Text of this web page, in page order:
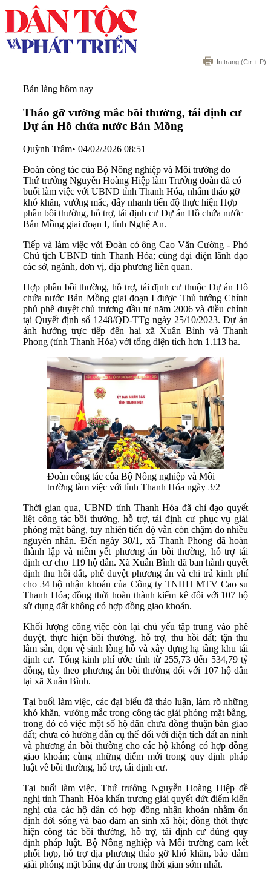
In trang (Ctr + P)
Bản làng hôm nay
Tháo gỡ vướng mắc bồi thường, tái định cư
Dự án Hồ chứa nước Bản Mồng
Quỳnh Trâm• 04/02/2026 08:51
Đoàn công tác của Bộ Nông nghiệp và Môi trường do
Thứ trưởng Nguyễn Hoàng Hiệp làm Trưởng đoàn đã có
buổi làm việc với UBND tỉnh Thanh Hóa, nhằm tháo gỡ
khó khăn, vướng mắc, đẩy nhanh tiến độ thực hiện Hợp
phần bồi thường, hỗ trợ, tái định cư Dự án Hồ chứa nước
Bản Mồng giai đoạn I, tỉnh Nghệ An.
Tiếp và làm việc với Đoàn có ông Cao Văn Cường - Phó
Chủ tịch UBND tỉnh Thanh Hóa; cùng đại diện lãnh đạo
các sở, ngành, đơn vị, địa phương liên quan.
Hợp phần bồi thường, hỗ trợ, tái định cư thuộc Dự án Hồ
chứa nước Bản Mồng giai đoạn I được Thủ tướng Chính
phủ phê duyệt chủ trương đầu tư năm 2006 và điều chỉnh
tại Quyết định số 1248/QĐ-TTg ngày 25/10/2023. Dự án
ảnh hưởng trực tiếp đến hai xã Xuân Bình và Thanh
Phong (tỉnh Thanh Hóa) với tổng diện tích hơn 1.113 ha.
Đoàn công tác của Bộ Nông nghiệp và Môi
trường làm việc với tỉnh Thanh Hóa ngày 3/2
Thời gian qua, UBND tỉnh Thanh Hóa đã chỉ đạo quyết
liệt công tác bồi thường, hỗ trợ, tái định cư phục vụ giải
phóng mặt bằng, tuy nhiên tiến độ vẫn còn chậm do nhiều
nguyên nhân. Đến ngày 30/1, xã Thanh Phong đã hoàn
thành lập và niêm yết phương án bồi thường, hỗ trợ tái
định cư cho 119 hộ dân. Xã Xuân Bình đã ban hành quyết
định thu hồi đất, phê duyệt phương án và chi trả kinh phí
cho 34 hộ nhận khoán của Công ty TNHH MTV Cao su
Thanh Hóa; đồng thời hoàn thành kiểm kê đối với 107 hộ
sử dụng đất không có hợp đồng giao khoán.
Khối lượng công việc còn lại chủ yếu tập trung vào phê
duyệt, thực hiện bồi thường, hỗ trợ, thu hồi đất; tận thu
lâm sản, dọn vệ sinh lòng hồ và xây dựng hạ tầng khu tái
định cư. Tổng kinh phí ước tính từ 255,73 đến 534,79 tỷ
đồng, tùy theo phương án bồi thường đối với 107 hộ dân
tại xã Xuân Bình.
Tại buổi làm việc, các đại biểu đã thảo luận, làm rõ những
khó khăn, vướng mắc trong công tác giải phóng mặt bằng,
trong đó có việc một số hộ dân chưa đồng thuận bàn giao
đất; chưa có hướng dẫn cụ thể đối với diện tích đất an ninh
và phương án bồi thường cho các hộ không có hợp đồng
giao khoán; cùng những điểm mới trong quy định pháp
luật về bồi thường, hỗ trợ, tái định cư.
Tại buổi làm việc, Thứ trưởng Nguyễn Hoàng Hiệp đề
nghị tỉnh Thanh Hóa khẩn trương giải quyết dứt điểm kiến
nghị của các hộ dân có hợp đồng nhận khoán nhằm ổn
định đời sống và bảo đảm an sinh xã hội; đồng thời thực
hiện công tác bồi thường, hỗ trợ, tái định cư đúng quy
định pháp luật. Bộ Nông nghiệp và Môi trường cam kết
phối hợp, hỗ trợ địa phương tháo gỡ khó khăn, bảo đảm
giải phóng mặt bằng dự án trong thời gian sớm nhất.